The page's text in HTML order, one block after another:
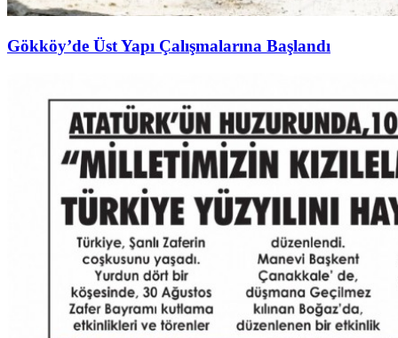
Gökköy’de Üst Yapı Çalışmalarına Başlandı